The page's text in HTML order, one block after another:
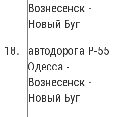
Вознесенск -
Новый Буг
18.
автодорога Р-55
Одесса -
Вознесенск -
Новый Буг